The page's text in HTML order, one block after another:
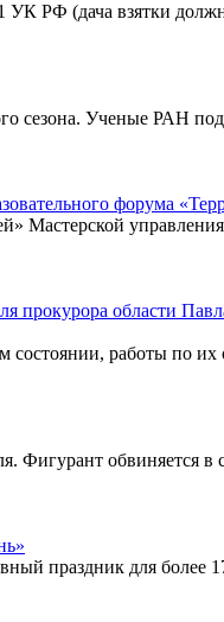
РФ (дача взятки
сезона. Ученые РАН
форума
Мастерской
области
работы по их
Фигурант обвиняется
праздник для более